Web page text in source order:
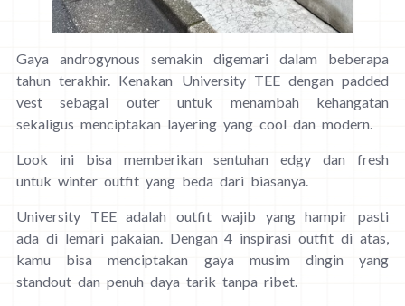
Gaya androgynous semakin digemari dalam beberapa
tahun terakhir. Kenakan University TEE dengan padded
vest sebagai outer untuk menambah kehangatan
sekaligus menciptakan layering yang cool dan modern.
Look ini bisa memberikan sentuhan edgy dan fresh
untuk winter outfit yang beda dari biasanya.
University TEE adalah outfit wajib yang hampir pasti
ada di lemari pakaian. Dengan 4 inspirasi outfit di atas,
kamu bisa menciptakan gaya musim dingin yang
standout dan penuh daya tarik tanpa ribet.